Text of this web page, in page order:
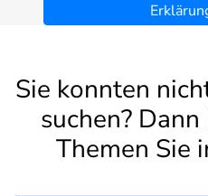
Sie konnten
suchen?
Themen Sie